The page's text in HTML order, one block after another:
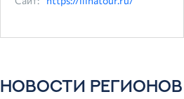
НОВОСТИ РЕГИОНОВ